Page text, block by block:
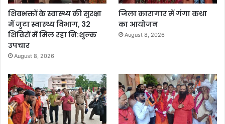
शिवभक्तों के स्वास्थ्य की सुरक्षा
में जुटा स्वास्थ्य विभाग, 32
शिविरों में मिल रहा नि:शुल्क
उपचार
August 8, 2026
जिला कारागार में गंगा कथा
का आयोजन
August 8, 2026